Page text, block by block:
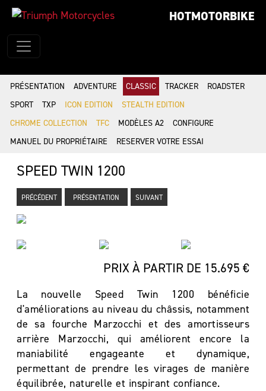
HOTMOTORBIKE
PRÉSENTATION ADVENTURE CLASSIC TRACKER
ROADSTER
SPORT
TXP ICON EDITION
STEALTH EDITION
CHROME COLLECTION
TFC MODÈLES A2
CONFIGURE
MANUEL DU PROPRIÉTAIRE
RESERVER VOTRE ESSAI
SPEED TWIN 1200
PRÉCÉDENT PRÉSENTATION SUIVANT
PRIX À PARTIR DE 15.695 €
La nouvelle Speed Twin 1200 bénéficie
d'améliorations au niveau du châssis, notamment
de sa fourche Marzocchi et des amortisseurs
arrière Marzocchi, qui améliorent encore la
maniabilité engageante et dynamique,
permettant de prendre les virages de manière
équilibrée, naturelle et inspirant confiance.